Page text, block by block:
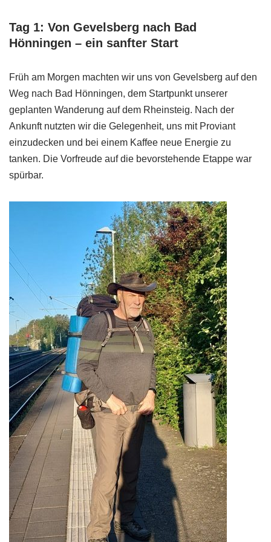
Tag 1: Von Gevelsberg nach Bad
Hönningen – ein sanfter Start
Früh am Morgen machten wir uns von Gevelsberg auf den
Weg nach Bad Hönningen, dem Startpunkt unserer
geplanten Wanderung auf dem Rheinsteig. Nach der
Ankunft nutzten wir die Gelegenheit, uns mit Proviant
einzudecken und bei einem Kaffee neue Energie zu
tanken. Die Vorfreude auf die bevorstehende Etappe war
spürbar.